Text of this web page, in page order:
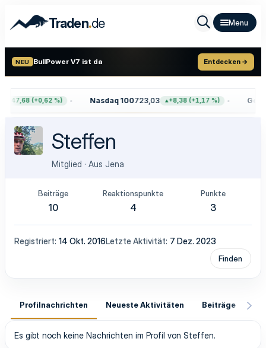
Traden.de
NEU BullPower V7 ist da Entdecken →
+47,68 (+0,62 %) Nasdaq 100723,03 +8,38 (+1,17 %) Gold
Steffen
Mitglied · Aus Jena
Beiträge
10
Reaktionspunkte
4
Punkte
3
Registriert 14 Okt. 2016Letzte Aktivität 7 Dez. 2023
Finden
Profilnachrichten Neueste Aktivitäten Beiträge
Es gibt noch keine Nachrichten im Profil von Steffen.